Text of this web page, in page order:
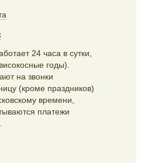
24 часа в сутки,
годы).
на звонки
(кроме праздников)
времени,
платежи